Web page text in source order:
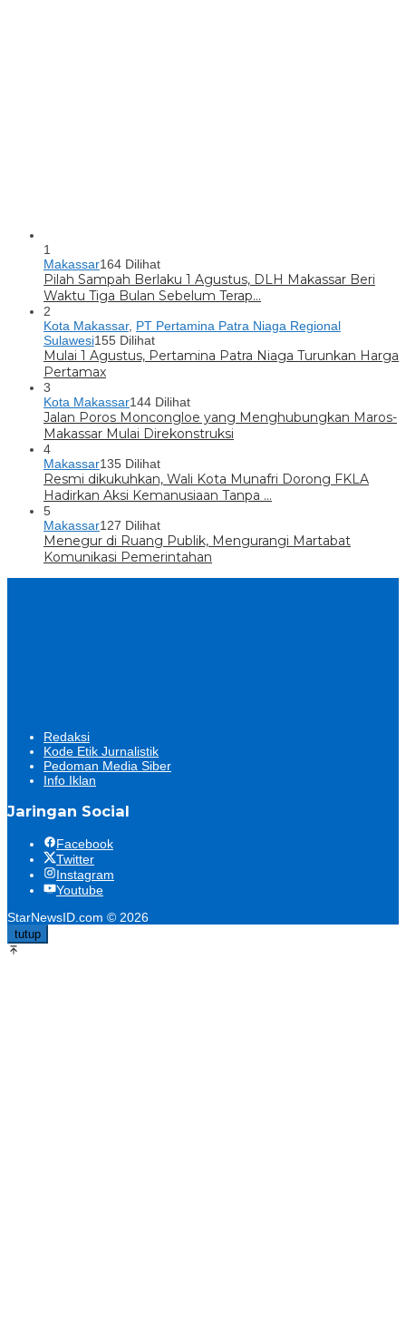
1
Makassar164 Dilihat
Pilah Sampah Berlaku 1 Agustus, DLH Makassar Beri
Waktu Tiga Bulan Sebelum Terap…
2
Kota Makassar, PT Pertamina Patra Niaga Regional
Sulawesi155 Dilihat
Mulai 1 Agustus, Pertamina Patra Niaga Turunkan Harga
Pertamax
3
Kota Makassar144 Dilihat
Jalan Poros Moncongloe yang Menghubungkan Maros-
Makassar Mulai Direkonstruksi
4
Makassar135 Dilihat
Resmi dikukuhkan, Wali Kota Munafri Dorong FKLA
Hadirkan Aksi Kemanusiaan Tanpa …
5
Makassar127 Dilihat
Menegur di Ruang Publik, Mengurangi Martabat
Komunikasi Pemerintahan
Redaksi
Kode Etik Jurnalistik
Pedoman Media Siber
Info Iklan
Jaringan Social
Facebook
Twitter
Instagram
Youtube
StarNewsID.com © 2026
tutup